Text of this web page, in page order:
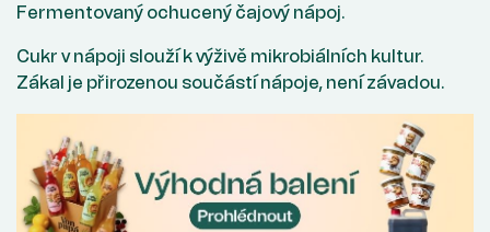
Fermentovaný ochucený čajový nápoj.
Cukr v nápoji slouží k výživě mikrobiálních kultur.
Zákal je přirozenou součástí nápoje, není závadou.